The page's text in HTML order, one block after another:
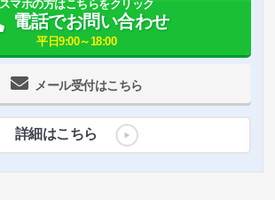
メール受付はこちら
スマホの方はこちらをクリック
電話でお問い合わせ
平日9:00～18:00
詳細はこちら